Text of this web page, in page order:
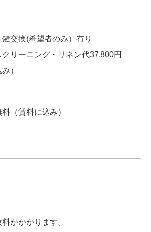
鍵交換(希望者のみ）有り
クリーニング・リネン代37,800円
み）
料（賃料に込み）
がかかります。